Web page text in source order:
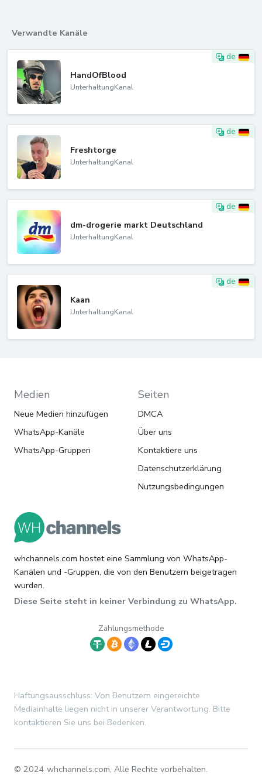
Verwandte Kanäle
de
HandOfBlood
UnterhaltungKanal
de
Freshtorge
UnterhaltungKanal
de
dm-drogerie markt Deutschland
UnterhaltungKanal
de
Kaan
UnterhaltungKanal
Medien
Neue Medien hinzufügen
WhatsApp-Kanäle
WhatsApp-Gruppen
Seiten
DMCA
Über uns
Kontaktiere uns
Datenschutzerklärung
Nutzungsbedingungen
whchannels.com hostet eine Sammlung von WhatsApp-
Kanälen und -Gruppen, die von den Benutzern beigetragen
wurden.
Diese Seite steht in keiner Verbindung zu WhatsApp.
Zahlungsmethode
Haftungsausschluss: Von Benutzern eingereichte
Mediainhalte liegen nicht in unserer Verantwortung. Bitte
kontaktieren Sie uns bei Bedenken.
© 2024 whchannels.com, Alle Rechte vorbehalten.